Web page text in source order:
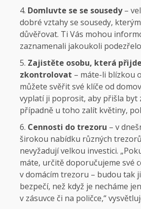
Domluvte se se sousedy–
dobré vztahy se sousedy,
důvěřovat. Ti Vás mohou
zaznamenali jakoukoli
Zajistěte osobu, která
zkontrolovat – máte-li blízkou
můžete svěřit své klíče od
vyplatí ji poprosit, aby přišla byt
případně u toho zalít květiny,
Cennosti do trezoru – v
širokou nabídku různých
nevyžadují velkou investici.
máte, určitě doporučujeme své
v domácím trezoru – budou tak
bezpečí, než když je necháme
v zásuvce či na poličce,“